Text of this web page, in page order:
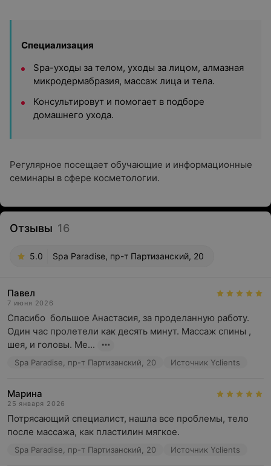
Специализация
Spa-уходы за телом, уходы за лицом, алмазная
микродермабразия, массаж лица и тела.
Консультировут и помогает в подборе
домашнего ухода.
Регулярное посещает обучающие и информационные
семинары в сфере косметологии.
Отзывы 16
5.0 Spa Paradise, пр-т Партизанский, 20
Павел
7 июня 2026
Спасибо  большое Анастасия, за проделанную работу.
Один час пролетели как десять минут. Массаж спины ,
шея, и головы. Ме...
Spa Paradise, пр-т Партизанский, 20 Источник Yclients
Марина
25 января 2026
Потрясающий специалист, нашла все проблемы, тело
после массажа, как пластилин мягкое.
Spa Paradise, пр-т Партизанский, 20 Источник Yclients